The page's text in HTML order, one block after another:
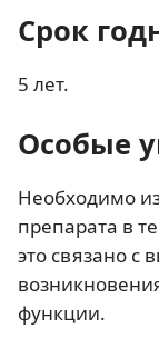
Срок
5 лет.
Особые
Необходимо
препарата в
это связано с
функции.